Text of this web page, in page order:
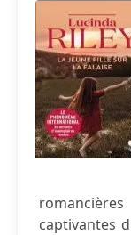
captivantes